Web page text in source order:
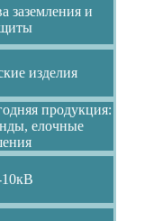
заземления и
изделия
продукция:
елочные